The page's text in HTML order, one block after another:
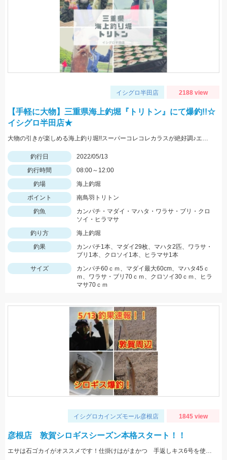
イシグロ半田店 2188 view
【手軽に大物】三重県海上釣堀『トリトン』にて爆釣!!☆
イシグロ半田店★
大物の引きが楽しめる海上釣り堀!!スーパーコレコレカラスが絶好調♪エサを使い分けて釣果を伸ばしました。
釣行日
2022/05/13
釣行時間
08:00～12:00
釣場
海上釣堀
ポイント
南鳥羽トリトン
釣魚
カンパチ・マダイ・マハタ・ワラサ・ブリ・クロ
ソイ・ヒラマサ
釣り方
海上釣堀
釣果
カンパチ1本、マダイ29枚、マハタ2匹、ワラサ・
ブリ1本、クロソイ1本、ヒラマサ1本
サイズ
カンパチ60ｃｍ、マダイ最大60cm、マハタ45ｃ
ｍ、ワラサ・ブリ70ｃｍ、クロソイ30ｃｍ、ヒラ
マサ70ｃｍ
イシグロカインズモール彦根店 1845 view
彦根店 敦賀シロギスシーズン本格スタート！！
エサは石ゴカイがオススメです！仕掛けはがまかつ 手返しキス6号を使用しました